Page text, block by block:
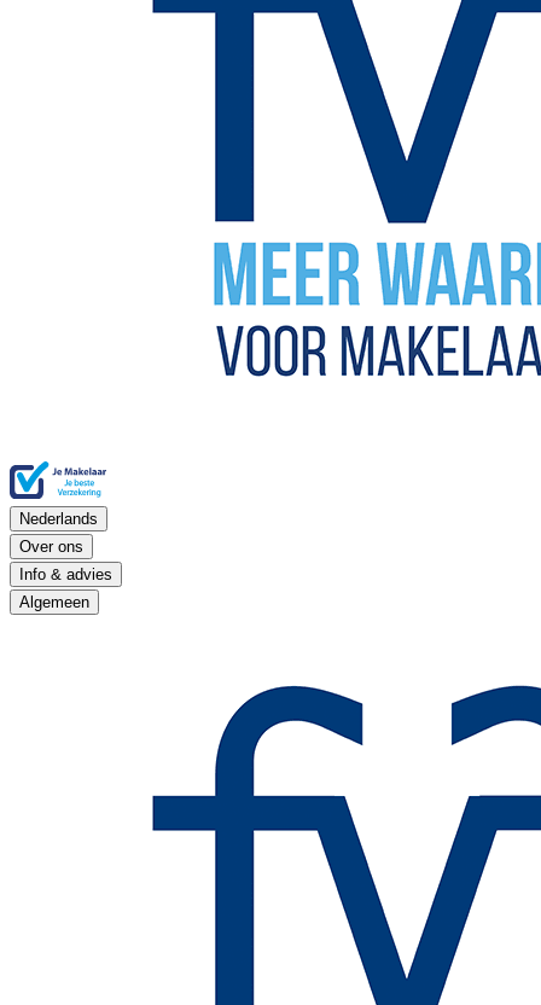
Nederlands
Over ons
Info & advies
Algemeen